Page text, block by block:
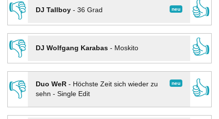
👎 neu
DJ Tallboy- 36 Grad
👍
👎
DJ Wolfgang Karabas- Moskito
👍
👎
neu
Duo WeR- Höchste Zeit sich wieder zu
sehn - Single Edit
👍